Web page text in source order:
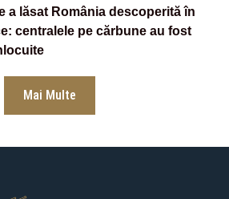
a lăsat România descoperită în
centralele pe cărbune au fost
Mai Multe